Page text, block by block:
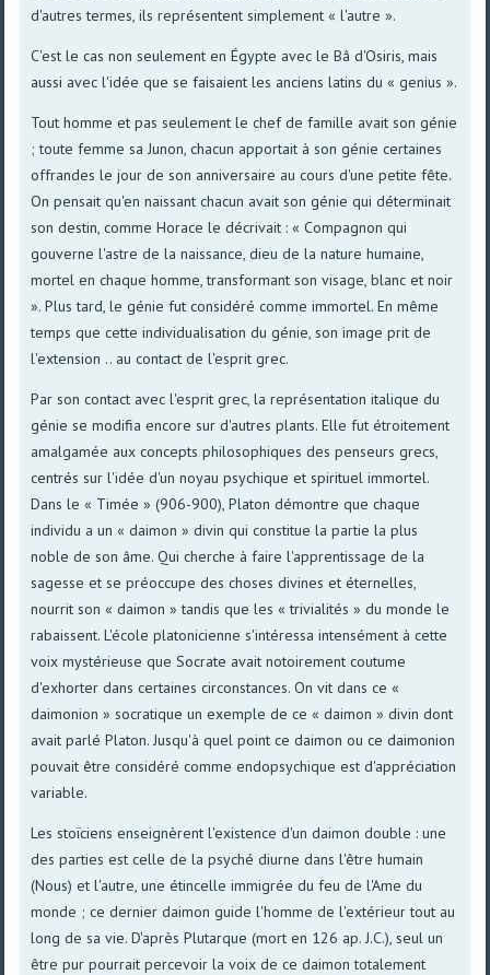
d'autres termes, ils représentent simplement « l'autre ».
C'est le cas non seulement en Égypte avec le Bâ d'Osiris, mais
aussi avec l'idée que se faisaient les anciens latins du « genius ».
Tout homme et pas seulement le chef de famille avait son génie
; toute femme sa Junon, chacun apportait à son génie certaines
offrandes le jour de son anniversaire au cours d'une petite fête.
On pensait qu'en naissant chacun avait son génie qui déterminait
son destin, comme Horace le décrivait : « Compagnon qui
gouverne l'astre de la naissance, dieu de la nature humaine,
mortel en chaque homme, transformant son visage, blanc et noir
». Plus tard, le génie fut considéré comme immortel. En même
temps que cette individualisation du génie, son image prit de
l'extension .. au contact de l'esprit grec.
Par son contact avec l'esprit grec, la représentation italique du
génie se modifia encore sur d'autres plants. Elle fut étroitement
amalgamée aux concepts philosophiques des penseurs grecs,
centrés sur l'idée d'un noyau psychique et spirituel immortel.
Dans le « Timée » (906-900), Platon démontre que chaque
individu a un « daimon » divin qui constitue la partie la plus
noble de son âme. Qui cherche à faire l'apprentissage de la
sagesse et se préoccupe des choses divines et éternelles,
nourrit son « daimon » tandis que les « trivialités » du monde le
rabaissent. L'école platonicienne s'intéressa intensément à cette
voix mystérieuse que Socrate avait notoirement coutume
d'exhorter dans certaines circonstances. On vit dans ce «
daimonion » socratique un exemple de ce « daimon » divin dont
avait parlé Platon. Jusqu'à quel point ce daimon ou ce daimonion
pouvait être considéré comme endopsychique est d'appréciation
variable.
Les stoïciens enseignèrent l'existence d'un daimon double : une
des parties est celle de la psyché diurne dans l'être humain
(Nous) et l'autre, une étincelle immigrée du feu de l'Ame du
monde ; ce dernier daimon guide l'homme de l'extérieur tout au
long de sa vie. D'après Plutarque (mort en 126 ap. J.C.), seul un
être pur pourrait percevoir la voix de ce daimon totalement